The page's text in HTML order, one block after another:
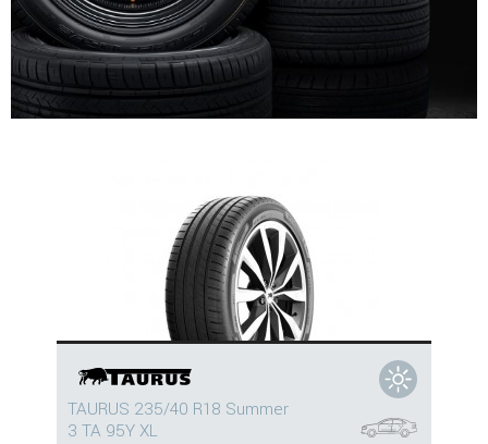
TAURUS 235/40 R18 Summer
3 TA 95Y XL